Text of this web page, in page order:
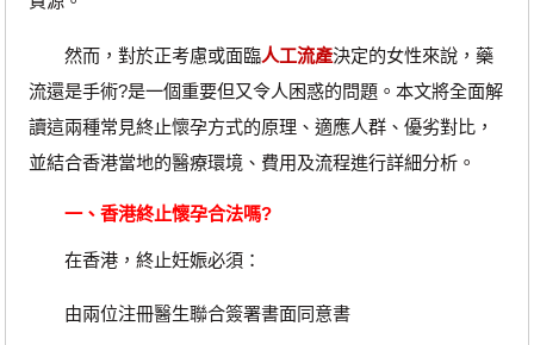
然而，對於正考慮或面臨人工流產決定的女性來說，藥
流還是手術?是一個重要但又令人困惑的問題。本文將全面解
讀這兩種常見終止懷孕方式的原理、適應人群、優劣對比，
並結合香港當地的醫療環境、費用及流程進行詳細分析。
一、香港終止懷孕合法嗎?
在香港，終止妊娠必須：
由兩位注冊醫生聯合簽署書面同意書